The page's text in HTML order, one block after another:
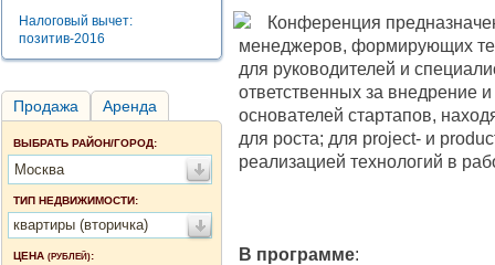
Налоговый вычет:
позитив-2016
Продажа Аренда
ВЫБРАТЬ РАЙОН/ГОРОД:
Москва
ТИП НЕДВИЖИМОСТИ:
квартиры (вторичка)
ЦЕНА (РУБЛЕЙ):
Конференция
менеджеров, формирующих
для руководителей и
ответственных за внедрение
основателей стартапов,
для роста; для project- и
реализацией технологий в
В программе: